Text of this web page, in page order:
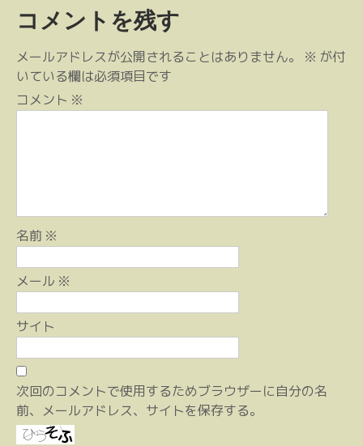
ビ
ゲ
ー
シ
コメントを残す
メールアドレスが公開されることはありません。 ※ が付
いている欄は必須項目です
コメント ※
名前 ※
メール ※
サイト
次回のコメントで使用するためブラウザーに自分の名
前、メールアドレス、サイトを保存する。